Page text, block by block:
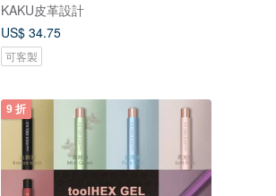
KAKU皮革設計
US$ 34.75
可客製
9 折